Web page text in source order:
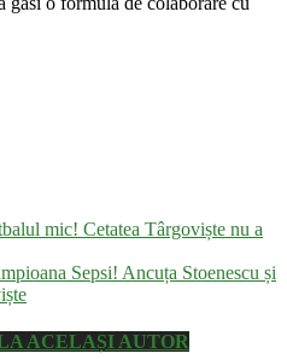
mic! Cetatea Târgoviște nu a
Sepsi! Ancuța Stoenescu și
ACELAȘI AUTOR